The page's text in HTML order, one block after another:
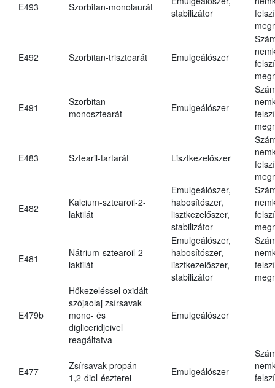
E493 Szorbitan-monolaurát
stabilizátor
E492 Szorbitan-trisztearát Emulgeálószer
E491
Szorbitan-
monosztearát
Emulgeálószer
E483 Sztearil-tartarát Lisztkezelőszer
E482
Kalcium-sztearoil-2-
laktilát
Emulgeálószer,
habosítószer,
lisztkezelőszer,
stabilizátor
E481
Nátrium-sztearoil-2-
laktilát
Emulgeálószer,
habosítószer,
lisztkezelőszer,
stabilizátor
E479b
Hőkezeléssel oxidált
szójaolaj zsírsavak
mono- és
digliceridjeivel
reagáltatva
Emulgeálószer
E477
Zsírsavak propán-
1,2-diol-észterei
Emulgeálószer